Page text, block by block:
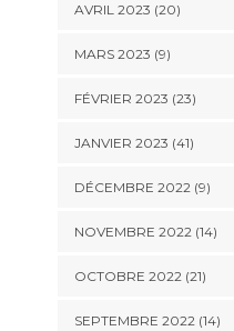
AVRIL 2023 (20)
MARS 2023 (9)
FÉVRIER 2023 (23)
JANVIER 2023 (41)
DÉCEMBRE 2022 (9)
NOVEMBRE 2022 (14)
OCTOBRE 2022 (21)
SEPTEMBRE 2022 (14)